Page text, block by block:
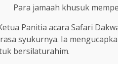
Para jamaah khusuk
Panitia acara Safari
syukurnya. Ia
bersilaturahim.